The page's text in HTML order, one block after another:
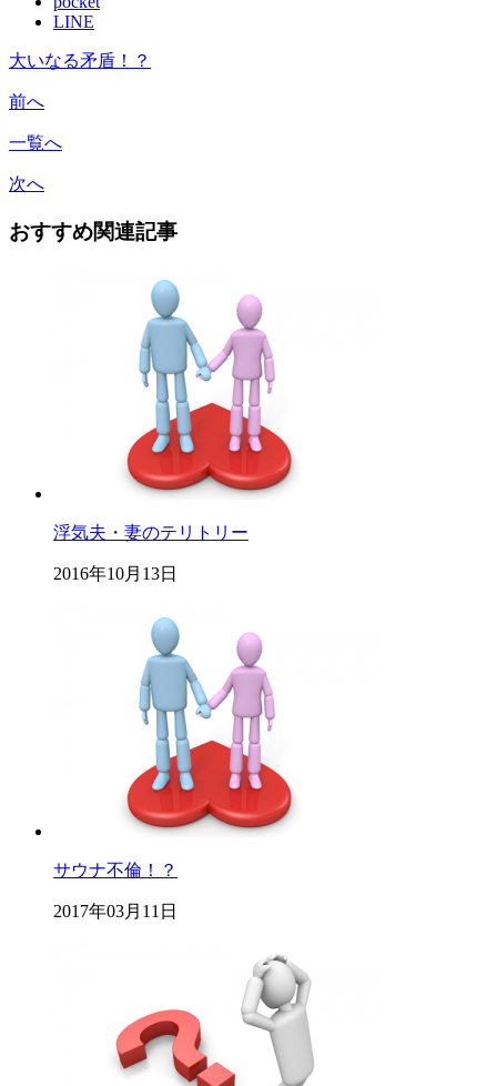
LINE
大いなる矛盾！？
前へ
一覧へ
次へ
おすすめ関連記事
浮気夫・妻のテリトリー
2016年10月13日
サウナ不倫！？
2017年03月11日